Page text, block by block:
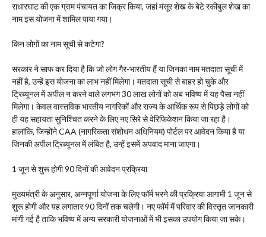
राधारघाट की एक ग्राम पंचायत का जिक्र किया, जहां मंसूर शेख के बेटे रकीबुल शेख का
नाम इस योजना में शामिल पाया गया।
​किन लोगों का नाम सूची से कटेगा?
सरकार ने साफ कर दिया है कि जो लोग गैर-भारतीय हैं या जिनका नाम मतदाता सूची में
नहीं है, उन्हें इस योजना का लाभ नहीं मिलेगा। मतदाता सूची से बाहर हो चुके और
ट्रिब्यूनल में अपील न करने वाले लगभग 30 लाख लोगों को अब भविष्य में यह पैसा नहीं
मिलेगा। केवल वास्तविक भारतीय नागरिकों और राज्य के आर्थिक रूप से पिछड़े लोगों को
ही यह सहायता सुनिश्चित करने के लिए नए सिरे से वेरिफिकेशन किया जा रहा है।
हालांकि, जिन्होंने CAA (नागरिकता संशोधन अधिनियम) पोर्टल पर आवेदन किया है या
जिनकी अपील ट्रिब्यूनल में लंबित है, उन्हें इसमें अपवाद माना जाएगा।
​1 जून से शुरू होगी 90 दिनों की आवेदन प्रक्रिया
मुख्यमंत्री के अनुसार, अन्नपूर्णा योजना के लिए फॉर्म भरने की प्रक्रिया आगामी 1 जून से
शुरू होगी और यह लगातार 90 दिनों तक चलेगी। नए फॉर्म में परिवार की विस्तृत जानकारी
मांगी गई है ताकि भविष्य में अन्य सरकारी योजनाओं में भी इसका उपयोग किया जा सके।